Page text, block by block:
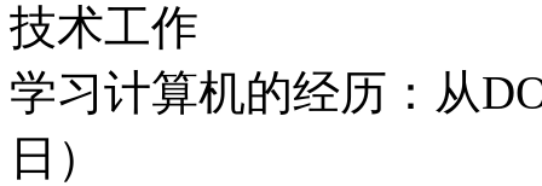
技术工作
学习计算机的经历：从
日）